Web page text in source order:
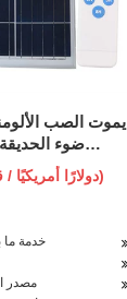
يموت الصب
79-84 دولارًا أمريكيًا / قطعة (سعر فوب)
خدمة ما
مصدر